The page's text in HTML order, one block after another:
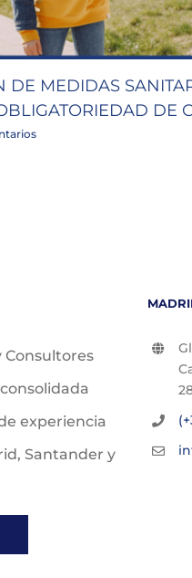
DE MEDIDAS
DE
Consultores
experiencia
Santander y